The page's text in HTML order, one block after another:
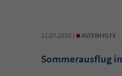
21.07.2026 | • ALTENHILFE
Sommerausflug